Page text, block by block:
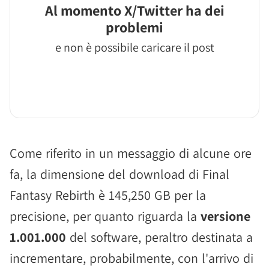
Al momento X/Twitter ha dei
problemi
e non è possibile caricare il post
Come riferito in un messaggio di alcune ore
fa, la dimensione del download di Final
Fantasy Rebirth è 145,250 GB per la
precisione, per quanto riguarda la versione
1.001.000 del software, peraltro destinata a
incrementare, probabilmente, con l'arrivo di